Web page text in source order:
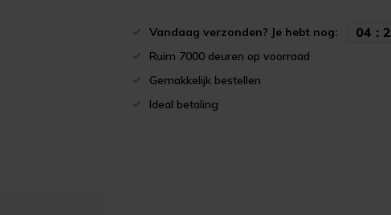
Vandaag verzonden? Je hebt nog: 04 : 2
Ruim 7000 deuren op voorraad
Gemakkelijk bestellen
Ideal betaling